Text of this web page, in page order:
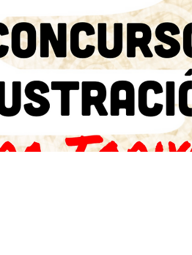
verano para aprender a dibujar, puedes
hacerlo...